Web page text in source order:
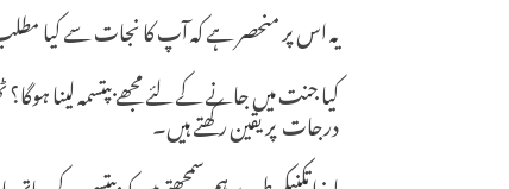
یہ اس پر منحصر ہے کہ آپ کا نجات سے کیا
کیا جنت میں جانے کے لئے مجھے بپتسمہ لینا
درجات پر یقین رکھتے ہیں۔